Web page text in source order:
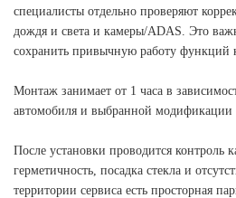
специалисты отдельно проверяют
дождя и света и камеры/ADAS. Это
сохранить привычную работу функций
Монтаж занимает от 1 часа в
автомобиля и выбранной модификации
После установки проводится контроль
герметичность, посадка стекла и
территории сервиса есть просторная